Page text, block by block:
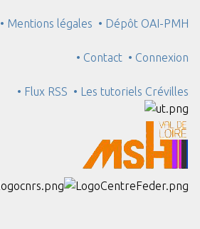
• Mentions légales • Dépôt OAI-PMH
• Contact • Connexion
• Flux RSS • Les tutoriels Crévilles